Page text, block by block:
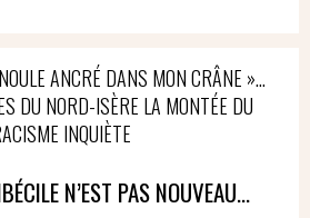
ANCRÉ DANS MON CRÂNE »…
DU NORD-ISÈRE LA MONTÉE DU
INQUIÈTE
N’EST PAS NOUVEAU...